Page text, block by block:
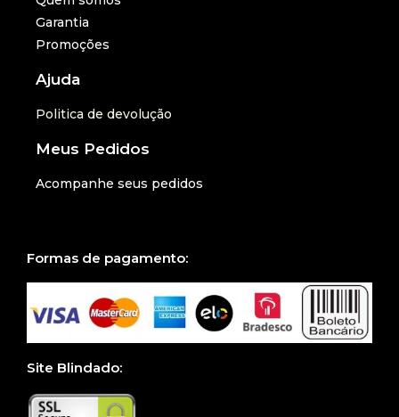
Garantia
Promoções
Ajuda
Politica de devolução
Meus Pedidos
Acompanhe seus pedidos
Formas de pagamento:
Site Blindado: